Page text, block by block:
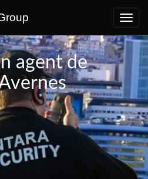
agent de